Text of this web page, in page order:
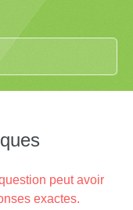
peut avoir
exactes.